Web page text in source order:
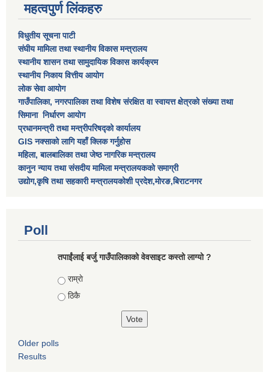
महत्वपुर्ण लिंकहरु
विधुतीय सूचना पाटी
संघीय मामिला तथा स्थानीय विकास मन्त्रालय
स्थानीय शासन तथा सामुदायिक विकास कार्यक्रम
स्थानीय निकाय वित्तीय आयोग
लोक सेवा आयोग
गाउँपालिका, नगरपालिका तथा विशेष स‌ंरक्षित वा स्वायत्त क्षेत्रकाे स‌ंख्या तथा
सिमाना निर्धारण आयाेग
प्रधानमन्त्री तथा मन्त्रीपरिषद्को कार्यालय
GIS नक्साको लागि यहाँ क्लिक गर्नुहोस
महिला, बालबालिका तथा जेष्ठ नागरिक मन्त्रालय
कानुन न्याय तथा संसदीय मामिला मन्त्रालयकको समाग्री
उद्योग,कृषि तथा सहकारी मन्त्रालयकोशी प्रदेश,मोरङ,बिराटनगर
Poll
तपाईंलाई बर्जु गाउँपालिकाको वेवसाइट कस्तो लाग्यो ?
Choices
राम्राे
ठिकै
Older polls
Results